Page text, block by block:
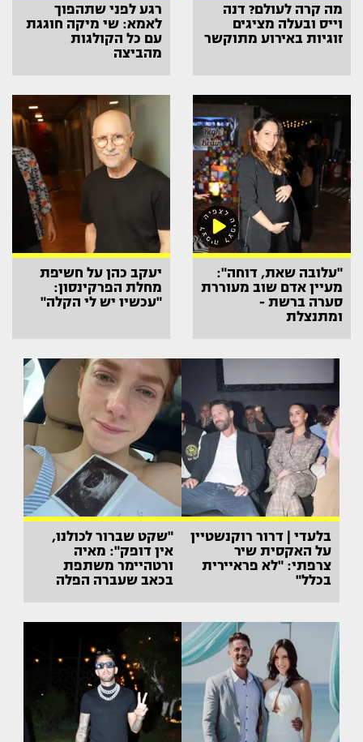
מה קרה לעולם? דנה
וייס ובעלה מציגים
זוגיות באירוע מתוקשר
רגע לפני שתהפוך
לאמא: שי מיקה חוגגת
עם כל הקולגות
מהביצה
"עלובה שאת, דוחה":
מעיין אדם שוב מעוררת
סערה ברשת -
ומתנצלת
יעקב כהן על חשיפת
מחלת הפרקינסון:
"עכשיו יש לי הקלה"
בלעדי | דרור רוקנשטיין
על האקסית שיר
צרפתי: "לא פראיירית
בכלל"
"שקט שברור לכולנו,
אין דופק": מאיה
ורטהיימר משתפת
בכאב שעברה הפלה